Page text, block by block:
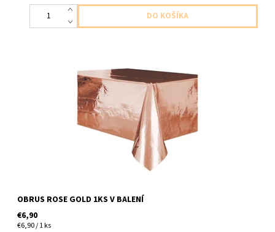
Plastový obrus ruzova zlata 1ks v baleni velkost 1,37 x 2,74m
OBRUS ROSE GOLD 1KS V BALENÍ
€6,90
€6,90 / 1 ks